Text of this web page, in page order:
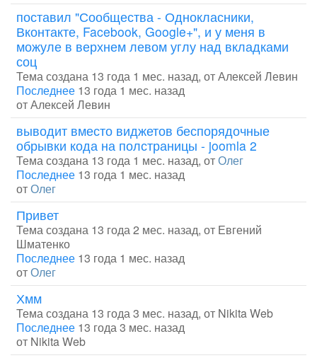
поставил "Сообщества - Однокласники,
Вконтакте, Facebook, Google+", и у меня в
можуле в верхнем левом углу над вкладками
соц
Тема создана 13 года 1 мес. назад, отАлексей Левин
Последнее 13 года 1 мес. назад
отАлексей Левин
выводит вместо виджетов беспорядочные
обрывки кода на полстраницы - joomla 2
Тема создана 13 года 1 мес. назад, отОлег
Последнее 13 года 1 мес. назад
отОлег
Привет
Тема создана 13 года 2 мес. назад, от Евгений
Шматенко
Последнее 13 года 1 мес. назад
отОлег
Хмм
Тема создана 13 года 3 мес. назад, от Nikita Web
Последнее 13 года 3 мес. назад
от Nikita Web